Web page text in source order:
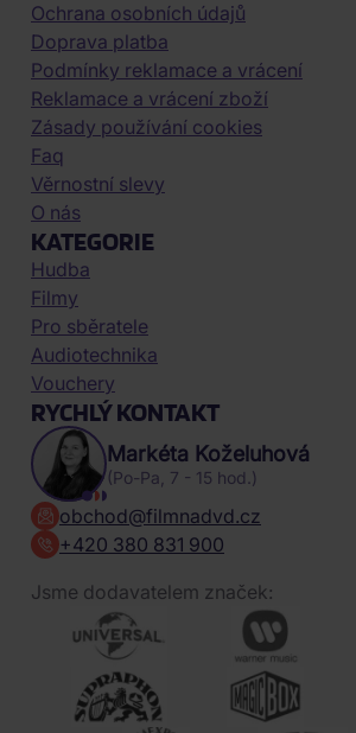
Ochrana osobních údajů
Doprava platba
Podmínky reklamace a vrácení
Reklamace a vrácení zboží
Zásady používání cookies
Faq
Věrnostní slevy
O nás
KATEGORIE
Hudba
Filmy
Pro sběratele
Audiotechnika
Vouchery
RYCHLÝ KONTAKT
Markéta Koželuhová
(Po-Pa, 7 - 15 hod.)
obchod@filmnadvd.cz
+420 380 831 900
Jsme dodavatelem značek: